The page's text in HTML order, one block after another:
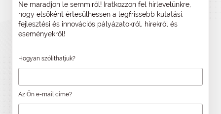
Ne maradjon le semmiről! Iratkozzon fel hírlevelünkre,
hogy elsőként értesülhessen a legfrissebb kutatási,
fejlesztési és innovációs pályázatokról, hírekről és
eseményekről!
Hogyan szólíthatjuk?
Az Ön e-mail címe?